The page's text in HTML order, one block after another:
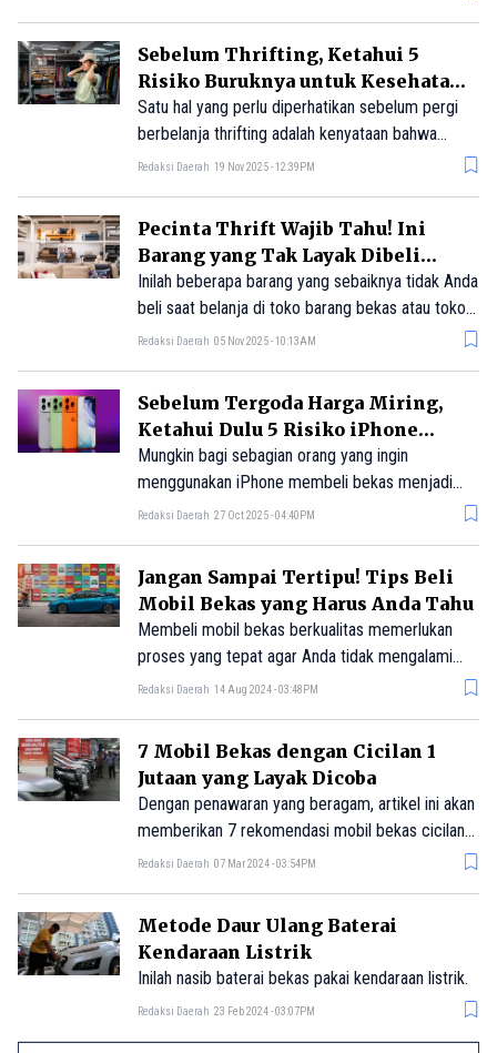
Untuk menyelamatkan 900 ribu pedagang
thrifting ilegal, pemerintah menyiapkan 1.300
brand lokal sebagai substitusi dagangan mereka.
Sebelum Thrifting, Ketahui 5
Risiko Buruknya untuk Kesehatan
Kulit
Satu hal yang perlu diperhatikan sebelum pergi
berbelanja thrifting adalah kenyataan bahwa
banyak pakaian tersebut belum dibersihkan atau
kuman dan, jika tidak disanitasi dengan benar
sebelum bersentuhan dengan kulit, berpotensi
menimbulkan berbagai masalah kulit.
Redaksi Daerah 19 Nov 2025 - 12:39PM
Pecinta Thrift Wajib Tahu! Ini
Barang yang Tak Layak Dibeli
Meski Murah
Inilah beberapa barang yang sebaiknya tidak Anda
beli saat belanja di toko barang bekas atau toko
thrift.
Redaksi Daerah 05 Nov 2025 - 10:13AM
Sebelum Tergoda Harga Miring,
Ketahui Dulu 5 Risiko iPhone
Bekas Ini
Mungkin bagi sebagian orang yang ingin
menggunakan iPhone membeli bekas menjadi
sebuah solusi. Membeli iPhone bekas bisa
harus membayar harga penuh.
Redaksi Daerah 27 Oct 2025 - 04:40PM
Jangan Sampai Tertipu! Tips Beli
Mobil Bekas yang Harus Anda Tahu
Membeli mobil bekas berkualitas memerlukan
proses yang tepat agar Anda tidak mengalami
kerugian. Keuntungan dari membeli mobil bekas
menunggu. Selain itu, mobil baru biasanya
mengalami depresiasi nilai sekitar 25% setelah
pembelian.
Redaksi Daerah 14 Aug 2024 - 03:48PM
7 Mobil Bekas dengan Cicilan 1
Jutaan yang Layak Dicoba
Dengan penawaran yang beragam, artikel ini akan
memberikan 7 rekomendasi mobil bekas cicilan 1
jutaan.
Redaksi Daerah 07 Mar 2024 - 03:54PM
Metode Daur Ulang Baterai
Kendaraan Listrik
Inilah nasib baterai bekas pakai kendaraan listrik.
Redaksi Daerah 23 Feb 2024 - 03:07PM